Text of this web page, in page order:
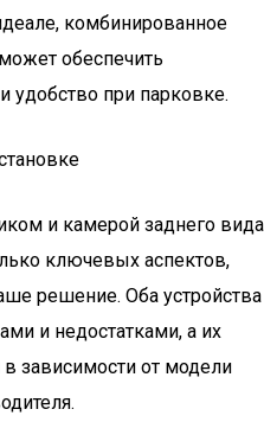
комбинированное
обеспечить
удобство при парковке.
и камерой заднего вида
ключевых аспектов,
решение. Оба устройства
и недостатками, а их
зависимости от модели